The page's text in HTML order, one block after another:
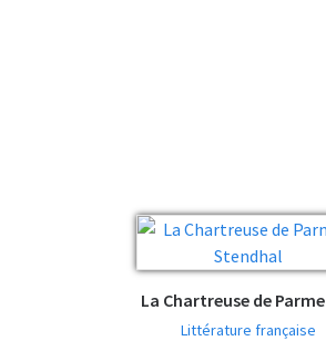
La Chartreuse de Parme
Littérature française